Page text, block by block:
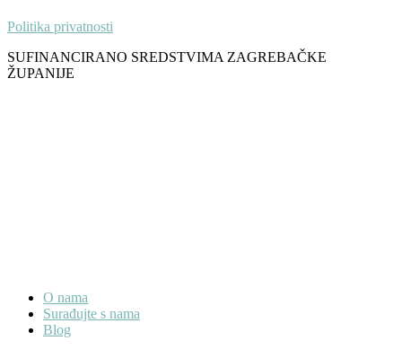
Politika privatnosti
SUFINANCIRANO SREDSTVIMA ZAGREBAČKE
ŽUPANIJE
O nama
Surađujte s nama
Blog